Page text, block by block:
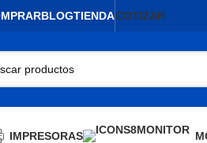
BLOGTIENDACOTIZAR
IMPRESORAS